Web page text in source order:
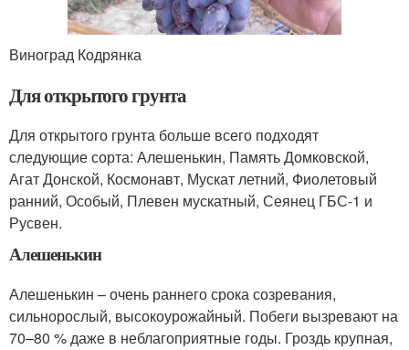
Виноград Кодрянка
Для открытого грунта
Для открытого грунта больше всего подходят
следующие сорта: Алешенькин, Память Домковской,
Агат Донской, Космонавт, Мускат летний, Фиолетовый
ранний, Особый, Плевен мускатный, Сеянец ГБС-1 и
Русвен.
Алешенькин
Алешенькин – очень раннего срока созревания,
сильнорослый, высокоурожайный. Побеги вызревают на
70–80 % даже в неблагоприятные годы. Гроздь крупная,